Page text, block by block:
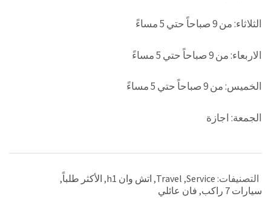
الثلاثاء: من 9 صباحاً حتي 5 مساءً
الاربعاء: من 9 صباحاً حتي 5 مساءً
الخميس: من 9 صباحاً حتي 5 مساءً
الجمعة: اجازة
التصنيفات: Service
,
Travel
, اتش وان h1 , الأكثر طلباً,
سيارات 7 راكب
, فان عائلي